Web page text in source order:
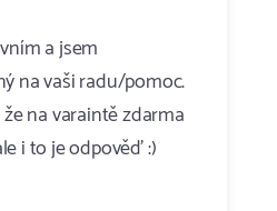
a jsem
na vaši radu/pomoc.
na varaintě zdarma
i to je odpověď :)